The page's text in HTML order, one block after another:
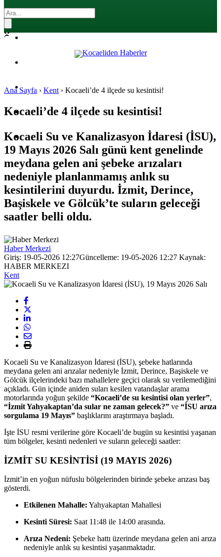
SPOR
MAGAZIN
SAĞLIK
Ana Sayfa › Kent › Kocaeli’de 4 ilçede su kesintisi!
Kocaeli’de 4 ilçede su kesintisi!
Kocaeli Su ve Kanalizasyon İdaresi (İSU),
19 Mayıs 2026 Salı günü kent genelinde
meydana gelen ani şebeke arızaları
nedeniyle planlanmamış anlık su
kesintilerini duyurdu. İzmit, Derince,
Başiskele ve Gölcük’te suların geleceği
saatler belli oldu.
Haber Merkezi
Giriş: 19-05-2026 12:27Güncelleme: 19-05-2026 12:27 Kaynak:
HABER MERKEZI
Kent
Kocaeli Su ve Kanalizasyon İdaresi (İSU), şebeke hatlarında
meydana gelen ani arızalar nedeniyle İzmit, Derince, Başiskele ve
Gölcük ilçelerindeki bazı mahallelere geçici olarak su verilemediğini
açıkladı. Gün içinde aniden suları kesilen vatandaşlar arama
motorlarında yoğun şekilde “Kocaeli’de su kesintisi olan yerler”,
“İzmit Yahyakaptan’da sular ne zaman gelecek?” ve “İSU arıza
sorgulama 19 Mayıs” başlıklarını araştırmaya başladı.
İşte İSU resmi verilerine göre Kocaeli’de bugün su kesintisi yaşanan
tüm bölgeler, kesinti nedenleri ve suların geleceği saatler:
İZMİT SU KESİNTİSİ (19 MAYIS 2026)
İzmit’in en yoğun nüfuslu bölgelerinden birinde şebeke arızası baş
gösterdi.
Etkilenen Mahalle: Yahyakaptan Mahallesi
Kesinti Süresi: Saat 11:48 ile 14:00 arasında.
Arıza Nedeni: Şebeke hattı üzerinde meydana gelen ani arıza
nedeniyle anlık su kesintisi yaşanmaktadır.